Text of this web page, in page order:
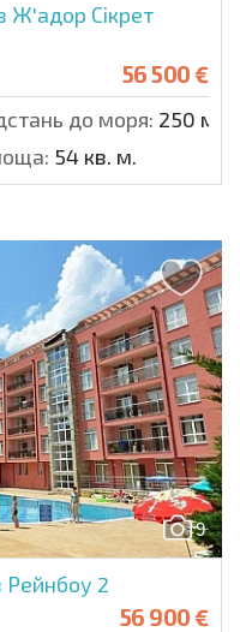
Ж'адор Сікрет
56 500 €
до моря: 250 м.
54 кв. м.
9
Рейнбоу 2
56 900 €